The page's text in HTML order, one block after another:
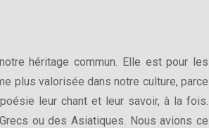
héritage commun. Elle est pour les
plus valorisée dans notre culture, parce
leur chant et leur savoir, à la fois.
ou des Asiatiques. Nous avions ce